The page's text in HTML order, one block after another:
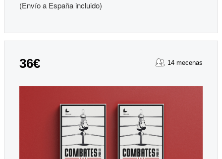
(Envío a España incluido)
36€ 14 mecenas